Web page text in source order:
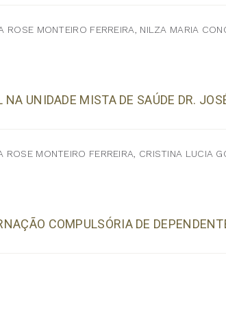
MONTEIRO FERREIRA, NILZA MARIA
UNIDADE MISTA DE SAÚDE DR.
MONTEIRO FERREIRA, CRISTINA LUCIA
COMPULSÓRIA DE